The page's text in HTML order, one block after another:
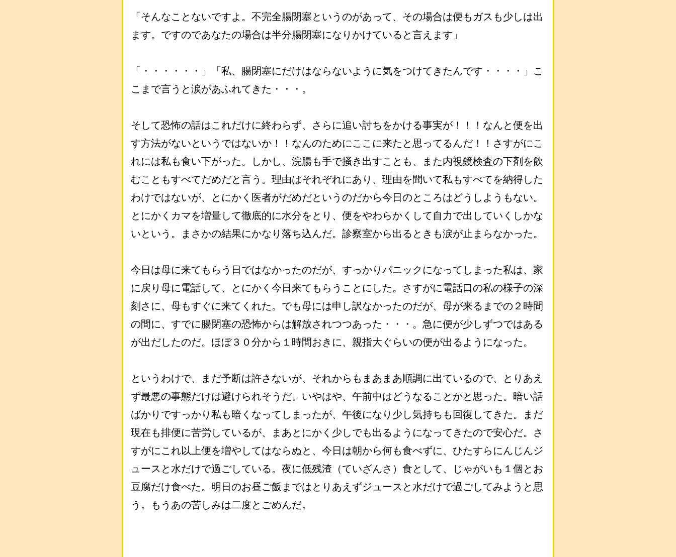
「そんなことないですよ。不完全腸閉塞というのがあって、その場合は便もガスも少しは出
ます。ですのであなたの場合は半分腸閉塞になりかけていると言えます」
「・・・・・・」「私、腸閉塞にだけはならないように気をつけてきたんです・・・・」こ
こまで言うと涙があふれてきた・・・。
そして恐怖の話はこれだけに終わらず、さらに追い討ちをかける事実が！！！なんと便を出
す方法がないというではないか！！なんのためにここに来たと思ってるんだ！！さすがにこ
れには私も食い下がった。しかし、浣腸も手で掻き出すことも、また内視鏡検査の下剤を飲
むこともすべてだめだと言う。理由はそれぞれにあり、理由を聞いて私もすべてを納得した
わけではないが、とにかく医者がだめだというのだから今日のところはどうしようもない。
とにかくカマを増量して徹底的に水分をとり、便をやわらかくして自力で出していくしかな
いという。まさかの結果にかなり落ち込んだ。診察室から出るときも涙が止まらなかった。
今日は母に来てもらう日ではなかったのだが、すっかりパニックになってしまった私は、家
に戻り母に電話して、とにかく今日来てもらうことにした。さすがに電話口の私の様子の深
刻さに、母もすぐに来てくれた。でも母には申し訳なかったのだが、母が来るまでの２時間
の間に、すでに腸閉塞の恐怖からは解放されつつあった・・・。急に便が少しずつではある
が出だしたのだ。ほぼ３０分から１時間おきに、親指大ぐらいの便が出るようになった。
というわけで、まだ予断は許さないが、それからもまあまあ順調に出ているので、とりあえ
ず最悪の事態だけは避けられそうだ。いやはや、午前中はどうなることかと思った。暗い話
ばかりですっかり私も暗くなってしまったが、午後になり少し気持ちも回復してきた。まだ
現在も排便に苦労しているが、まあとにかく少しでも出るようになってきたので安心だ。さ
すがにこれ以上便を増やしてはならぬと、今日は朝から何も食べずに、ひたすらにんじんジ
ュースと水だけで過ごしている。夜に低残渣（ていざんさ）食として、じゃがいも１個とお
豆腐だけ食べた。明日のお昼ご飯まではとりあえずジュースと水だけで過ごしてみようと思
う。もうあの苦しみは二度とごめんだ。